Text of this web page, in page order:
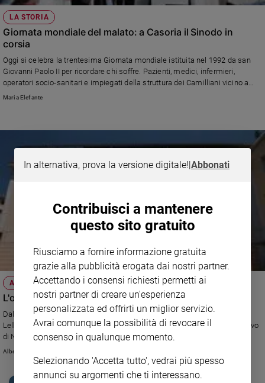
Società
e
valori
Ambiente
e
Creato
Volontariato
Caso
della
inclusione
Costume
Cultura
e
spettacoli
Sanremo
Cinema,
LA STORIA
Giornata mondiale del malato: a Casoria il Sinodo in
corsia
Oggi si celebra la trentesima Giornata mondiale istituita nel 1992 da san
Giovanni Paolo II per ricordare chi soffre. Pazienti, medici, infermieri,
operatori socio-sanitari e impiegati della struttura dei Camilliani vicino a
Napoli cominciano il cammino sinodale. Con l'arcivescovo, monsignor
Maria Elefante
A CASORIA
L'ospedale dei Camilliani festeggia 60 anni
Dal 9 al 12 luglio momenti di preghiera e riflessione per san Camillo de
Lellis, alla presenza, tra gli altri, del cardinale Crescenzio Sepe, arcivescovo
di Napoli.
Alberto Chiara
In alternativa, prova la versione digitale!|Abbonati
Contribuisci a mantenere
questo sito gratuito
Riusciamo a fornire informazione gratuita
grazie alla pubblicità erogata dai nostri partner.
Accettando i consensi richiesti permetti ai
nostri partner di creare un'esperienza
personalizzata ed offrirti un miglior servizio.
Avrai comunque la possibilità di revocare il
consenso in qualunque momento.
Selezionando 'Accetta tutto', vedrai più spesso
annunci su argomenti che ti interessano.